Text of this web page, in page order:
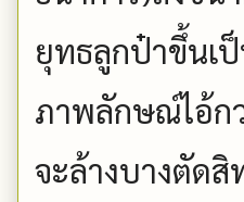
ยุทธลูกป๋าขึ้นเ
ภาพลักษณ์ไอ้ก
จะล้างบางตัดสิ